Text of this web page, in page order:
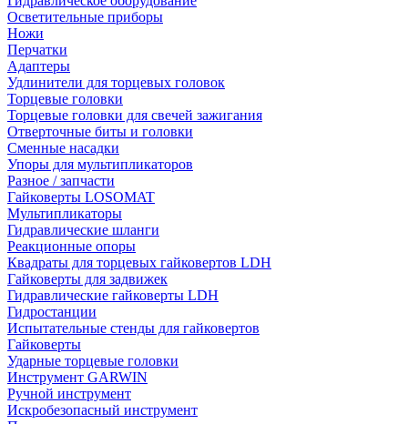
Осветительные приборы
Ножи
Перчатки
Адаптеры
Удлинители для торцевых головок
Торцевые головки
Торцевые головки для свечей зажигания
Отверточные биты и головки
Сменные насадки
Упоры для мультипликаторов
Разное / запчасти
Гайковерты LOSOMAT
Мультипликаторы
Гидравлические шланги
Реакционные опоры
Квадраты для торцевых гайковертов LDH
Гайковерты для задвижек
Гидравлические гайковерты LDH
Гидростанции
Испытательные стенды для гайковертов
Гайковерты
Ударные торцевые головки
Инструмент GARWIN
Ручной инструмент
Искробезопасный инструмент